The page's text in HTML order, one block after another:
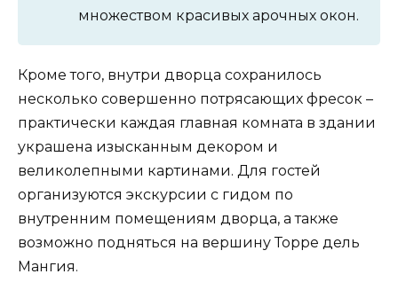
множеством красивых арочных окон.
Кроме того, внутри дворца сохранилось
несколько совершенно потрясающих фресок –
практически каждая главная комната в здании
украшена изысканным декором и
великолепными картинами. Для гостей
организуются экскурсии с гидом по
внутренним помещениям дворца, а также
возможно подняться на вершину Торре дель
Мангия.